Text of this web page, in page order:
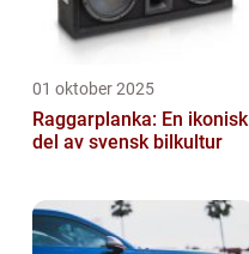
01 oktober 2025
Raggarplanka: En ikonisk
del av svensk bilkultur